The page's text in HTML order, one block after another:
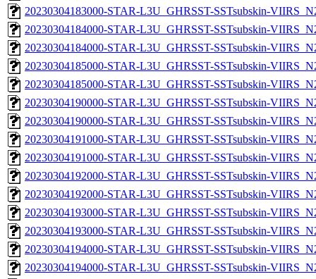
20230304183000-STAR-L3U_GHRSST-SSTsubskin-
20230304184000-STAR-L3U_GHRSST-SSTsubskin-
20230304184000-STAR-L3U_GHRSST-SSTsubskin-
20230304185000-STAR-L3U_GHRSST-SSTsubskin-
20230304185000-STAR-L3U_GHRSST-SSTsubskin-
20230304190000-STAR-L3U_GHRSST-SSTsubskin-
20230304190000-STAR-L3U_GHRSST-SSTsubskin-
20230304191000-STAR-L3U_GHRSST-SSTsubskin-
20230304191000-STAR-L3U_GHRSST-SSTsubskin-
20230304192000-STAR-L3U_GHRSST-SSTsubskin-
20230304192000-STAR-L3U_GHRSST-SSTsubskin-
20230304193000-STAR-L3U_GHRSST-SSTsubskin-
20230304193000-STAR-L3U_GHRSST-SSTsubskin-
20230304194000-STAR-L3U_GHRSST-SSTsubskin-
20230304194000-STAR-L3U_GHRSST-SSTsubskin-